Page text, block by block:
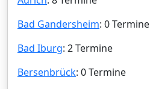
Bad Gandersheim: 0 Termine
Bad Iburg: 2 Termine
Bersenbrück: 0 Termine